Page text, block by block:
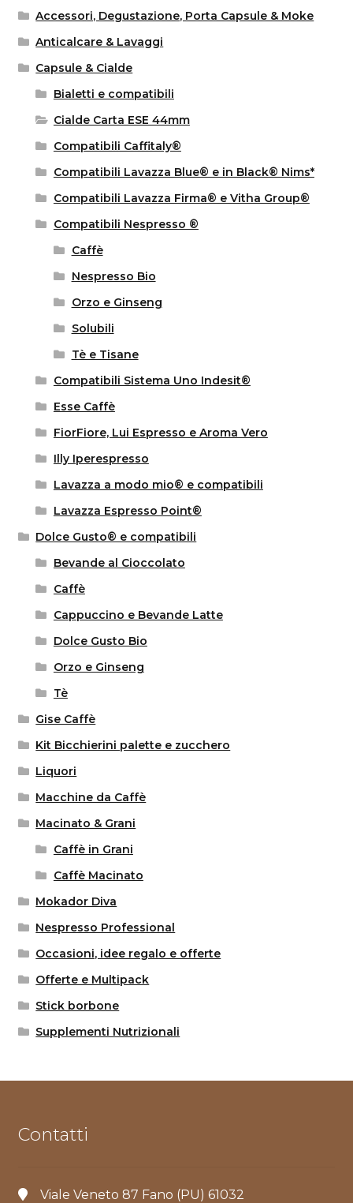
Accessori, Degustazione, Porta Capsule & Moke
Anticalcare & Lavaggi
Capsule & Cialde
Bialetti e compatibili
Cialde Carta ESE 44mm
Compatibili Caffitaly®
Compatibili Lavazza Blue® e in Black® Nims*
Compatibili Lavazza Firma® e Vitha Group®
Compatibili Nespresso ®
Caffè
Nespresso Bio
Orzo e Ginseng
Solubili
Tè e Tisane
Compatibili Sistema Uno Indesit®
Esse Caffè
FiorFiore, Lui Espresso e Aroma Vero
Illy Iperespresso
Lavazza a modo mio® e compatibili
Lavazza Espresso Point®
Dolce Gusto® e compatibili
Bevande al Cioccolato
Caffè
Cappuccino e Bevande Latte
Dolce Gusto Bio
Orzo e Ginseng
Tè
Gise Caffè
Kit Bicchierini palette e zucchero
Liquori
Macchine da Caffè
Macinato & Grani
Caffè in Grani
Caffè Macinato
Mokador Diva
Nespresso Professional
Occasioni, idee regalo e offerte
Offerte e Multipack
Stick borbone
Supplementi Nutrizionali
Contatti
Viale Veneto 87 Fano (PU) 61032